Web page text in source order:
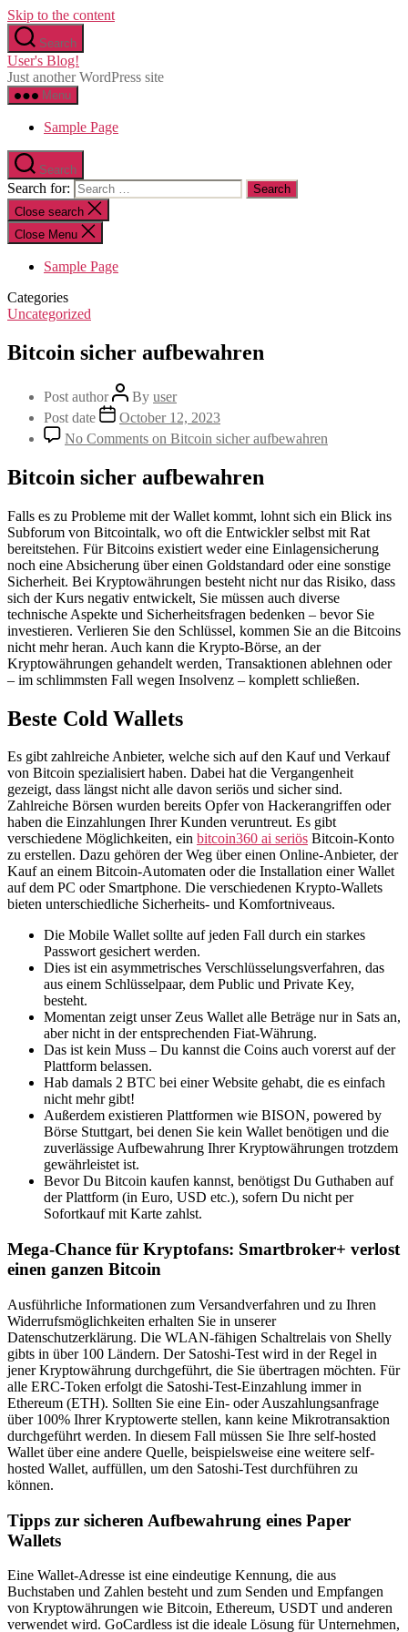
Skip to the content
Search
User's Blog!
Just another WordPress site
Menu
Sample Page
Search
Search for:
Close search
Close Menu
Sample Page
Categories
Uncategorized
Bitcoin sicher aufbewahren
Post author By user
Post date
October 12, 2023
No Comments on Bitcoin sicher aufbewahren
Bitcoin sicher aufbewahren
Falls es zu Probleme mit der Wallet kommt, lohnt sich ein Blick ins
Subforum von Bitcointalk, wo oft die Entwickler selbst mit Rat
bereitstehen. Für Bitcoins existiert weder eine Einlagensicherung
noch eine Absicherung über einen Goldstandard oder eine sonstige
Sicherheit. Bei Kryptowährungen besteht nicht nur das Risiko, dass
sich der Kurs negativ entwickelt, Sie müssen auch diverse
technische Aspekte und Sicherheitsfragen bedenken – bevor Sie
investieren. Verlieren Sie den Schlüssel, kommen Sie an die Bitcoins
nicht mehr heran. Auch kann die Krypto-Börse, an der
Kryptowährungen gehandelt werden, Transaktionen ablehnen oder
– im schlimmsten Fall wegen Insolvenz – komplett schließen.
Beste Cold Wallets
Es gibt zahlreiche Anbieter, welche sich auf den Kauf und Verkauf
von Bitcoin spezialisiert haben. Dabei hat die Vergangenheit
gezeigt, dass längst nicht alle davon seriös und sicher sind.
Zahlreiche Börsen wurden bereits Opfer von Hackerangriffen oder
haben die Einzahlungen Ihrer Kunden veruntreut. Es gibt
verschiedene Möglichkeiten, ein bitcoin360 ai seriös Bitcoin-Konto
zu erstellen. Dazu gehören der Weg über einen Online-Anbieter, der
Kauf an einem Bitcoin-Automaten oder die Installation einer Wallet
auf dem PC oder Smartphone. Die verschiedenen Krypto-Wallets
bieten unterschiedliche Sicherheits- und Komfortniveaus.
Die Mobile Wallet sollte auf jeden Fall durch ein starkes
Passwort gesichert werden.
Dies ist ein asymmetrisches Verschlüsselungsverfahren, das
aus einem Schlüsselpaar, dem Public und Private Key,
besteht.
Momentan zeigt unser Zeus Wallet alle Beträge nur in Sats an,
aber nicht in der entsprechenden Fiat-Währung.
Das ist kein Muss – Du kannst die Coins auch vorerst auf der
Plattform belassen.
Hab damals 2 BTC bei einer Website gehabt, die es einfach
nicht mehr gibt!
Außerdem existieren Plattformen wie BISON, powered by
Börse Stuttgart, bei denen Sie kein Wallet benötigen und die
zuverlässige Aufbewahrung Ihrer Kryptowährungen trotzdem
gewährleistet ist.
Bevor Du Bitcoin kaufen kannst, benötigst Du Guthaben auf
der Plattform (in Euro, USD etc.), sofern Du nicht per
Sofortkauf mit Karte zahlst.
Mega-Chance für Kryptofans: Smartbroker+ verlost
einen ganzen Bitcoin
Ausführliche Informationen zum Versandverfahren und zu Ihren
Widerrufsmöglichkeiten erhalten Sie in unserer
Datenschutzerklärung. Die WLAN-fähigen Schaltrelais von Shelly
gibts in über 100 Ländern. Der Satoshi-Test wird in der Regel in
jener Kryptowährung durchgeführt, die Sie übertragen möchten. Für
alle ERC-Token erfolgt die Satoshi-Test-Einzahlung immer in
Ethereum (ETH). Sollten Sie eine Ein- oder Auszahlungsanfrage
über 100% Ihrer Kryptowerte stellen, kann keine Mikrotransaktion
durchgeführt werden. In diesem Fall müssen Sie Ihre self-hosted
Wallet über eine andere Quelle, beispielsweise eine weitere self-
hosted Wallet, auffüllen, um den Satoshi-Test durchführen zu
können.
Tipps zur sicheren Aufbewahrung eines Paper
Wallets
Eine Wallet-Adresse ist eine eindeutige Kennung, die aus
Buchstaben und Zahlen besteht und zum Senden und Empfangen
von Kryptowährungen wie Bitcoin, Ethereum, USDT und anderen
verwendet wird. GoCardless ist die ideale Lösung für Unternehmen,